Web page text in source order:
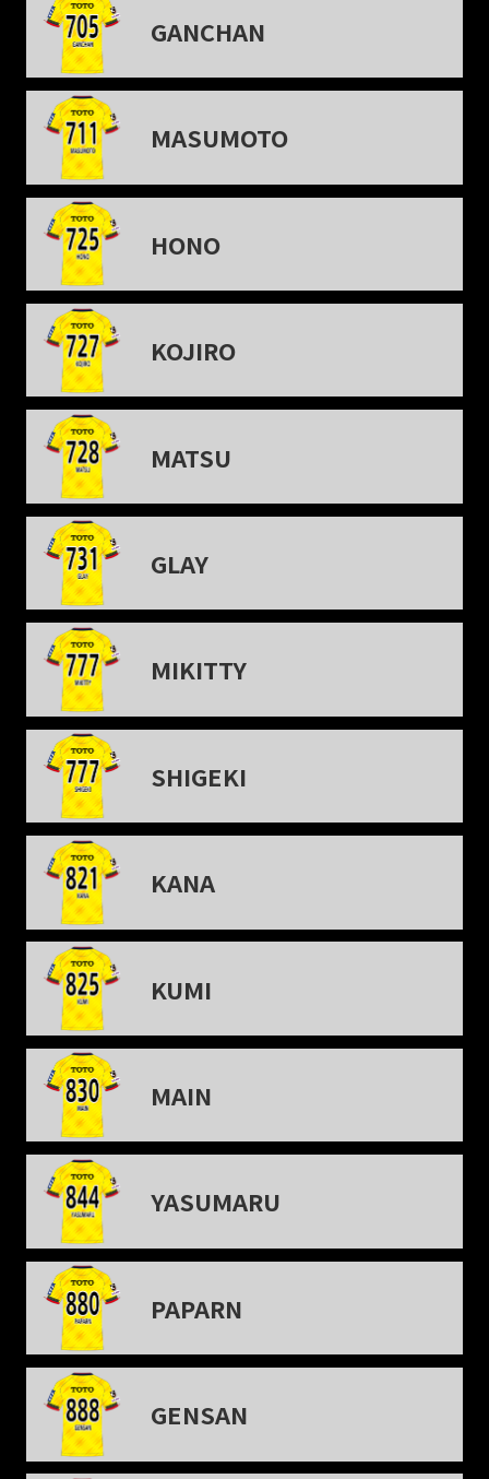
GANCHAN
MASUMOTO
HONO
KOJIRO
MATSU
GLAY
MIKITTY
SHIGEKI
KANA
KUMI
MAIN
YASUMARU
PAPARN
GENSAN